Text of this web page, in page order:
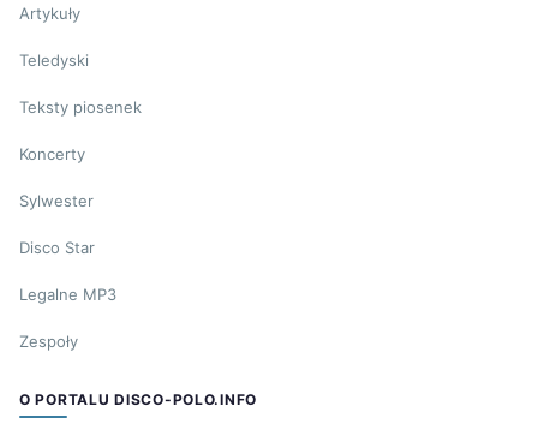
Artykuły
Teledyski
Teksty piosenek
Koncerty
Sylwester
Disco Star
Legalne MP3
Zespoły
O PORTALU DISCO-POLO.INFO